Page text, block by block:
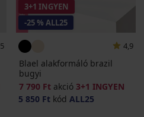
5
3+1 INGYEN
-25 % ALL25
4,9
Blael alakformáló brazil
bugyi
7 790 Ft akció 3+1 INGYEN
5 850 Ft kód ALL25